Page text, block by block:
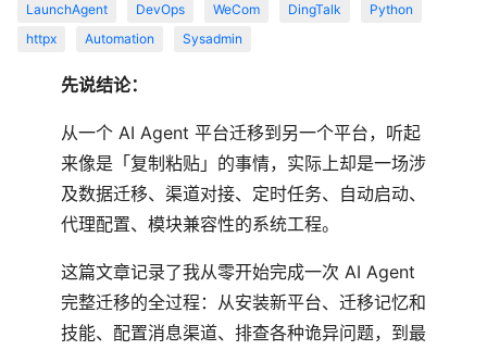
LaunchAgent
DevOps WeCom DingTalk
Python
httpx
Automation Sysadmin
先说结论：
从一个 AI Agent 平台迁移到另一个平台，听起
来像是「复制粘贴」的事情，实际上却是一场涉
及数据迁移、渠道对接、定时任务、自动启动、
代理配置、模块兼容性的系统工程。
这篇文章记录了我从零开始完成一次 AI Agent
完整迁移的全过程：从安装新平台、迁移记忆和
技能、配置消息渠道、排查各种诡异问题，到最